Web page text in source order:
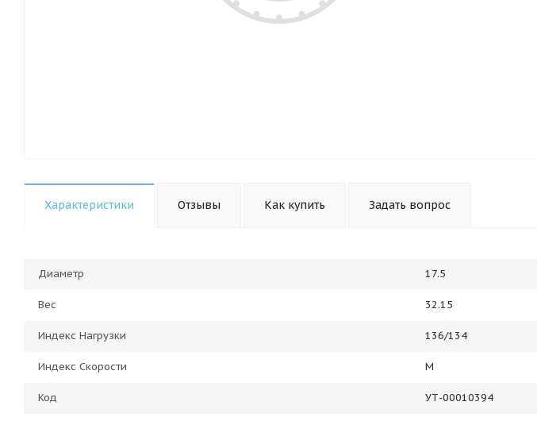
Характеристики Отзывы Как купить Задать вопрос
Диаметр 17.5
Вес 32.15
Индекс Нагрузки 136/134
Индекс Скорости M
Код УТ-00010394